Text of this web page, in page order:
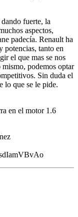
fuerte, la
aspectos,
padecía. Renault ha
potencias, tanto en
el que mas se nos
mismo, podemos optar
Sin duda el
lo que se le pide.
en el motor 1.6